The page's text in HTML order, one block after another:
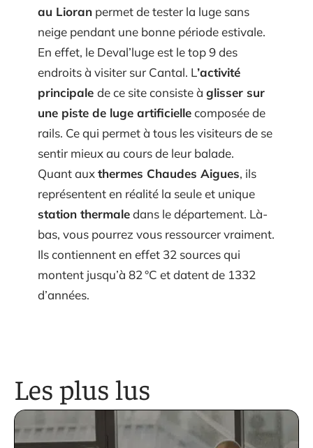
au Lioran permet de tester la luge sans
neige pendant une bonne période estivale.
En effet, le Deval’luge est le top 9 des
endroits à visiter sur Cantal. L’activité
principale de ce site consiste à glisser sur
une piste de luge artificiellecomposée de
rails. Ce qui permet à tous les visiteurs de se
sentir mieux au cours de leur balade.
Quant auxthermes Chaudes Aigues, ils
représentent en réalité la seule et unique
station thermaledans le département. Là-
bas, vous pourrez vous ressourcer vraiment.
Ils contiennent en effet 32 sources qui
montent jusqu’à 82 °C et datent de 1332
d’années.
Les plus lus